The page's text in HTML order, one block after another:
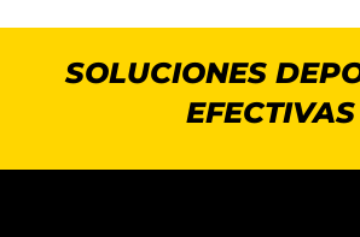
SOLUCIONES
EFECTIVAS